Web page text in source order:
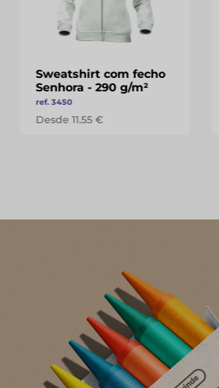
Sweatshirt com fecho
Senhora - 290 g/m²
ref. 3450
Desde 11.55 €